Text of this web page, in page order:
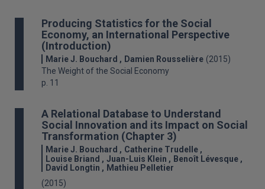
Producing Statistics for the Social
Economy, an International Perspective
(Introduction)
Marie J. Bouchard Damien Rousselière (2015)
The Weight of the Social Economy
p. 11
A Relational Database to Understand
Social Innovation and its Impact on Social
Transformation (Chapter 3)
Marie J. Bouchard
Catherine Trudelle
Louise Briand
Juan-Luis Klein
Benoît Lévesque
David Longtin
Mathieu Pelletier
(2015)